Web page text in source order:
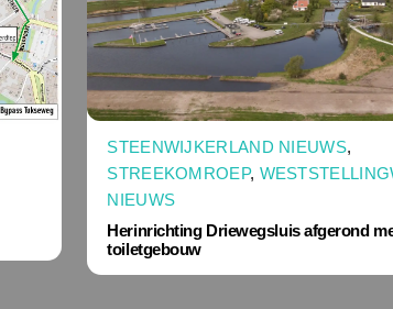
STEENWIJKERLAND NIEUWS,
STREEKOMROEP,
NIEUWS
Herinrichting Driewegsluis afgerond
toiletgebouw